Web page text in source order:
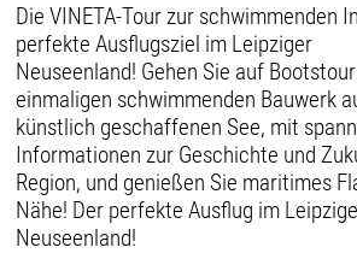
Die VINETA-Tour zur schwimmenden
perfekte Ausflugsziel im Leipziger
Neuseenland! Gehen Sie auf
einmaligen schwimmenden Bauwerk
künstlich geschaffenen See, mit
Informationen zur Geschichte und
Region, und genießen Sie maritimes
Nähe! Der perfekte Ausflug im
Neuseenland!